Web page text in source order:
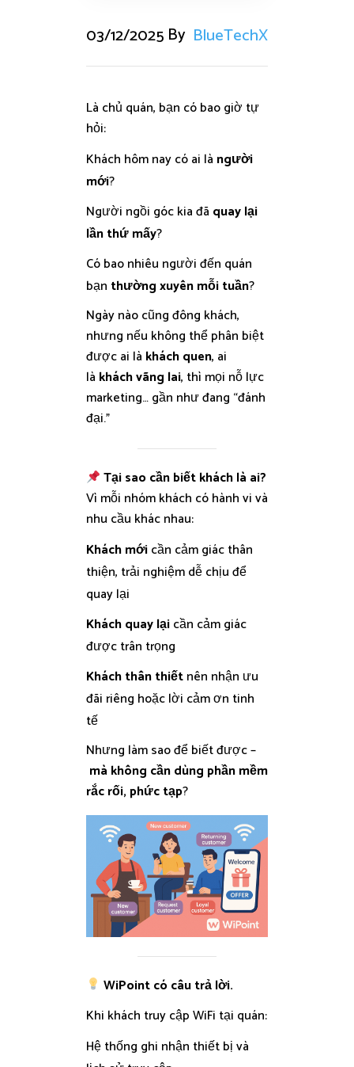
03/12/2025 By BlueTechX
Là chủ quán, bạn có bao giờ tự
hỏi:
Khách hôm nay có ai là người
mới?
Người ngồi góc kia đã quay lại
lần thứ mấy?
Có bao nhiêu người đến quán
bạn thường xuyên mỗi tuần?
Ngày nào cũng đông khách,
nhưng nếu không thể phân biệt
được ai là khách quen, ai
là khách vãng lai, thì mọi nỗ lực
marketing… gần như đang “đánh
đại.”
Tại sao cần biết khách là ai?
Vì mỗi nhóm khách có hành vi và
nhu cầu khác nhau:
Khách mớicần cảm giác thân
thiện, trải nghiệm dễ chịu để
quay lại
Khách quay lạicần cảm giác
được trân trọng
Khách thân thiếtnên nhận ưu
đãi riêng hoặc lời cảm ơn tinh
tế
Nhưng làm sao để biết được –
mà không cần dùng phần mềm
rắc rối, phức tạp?
WiPoint có câu trả lời.
Khi khách truy cập WiFi tại quán:
Hệ thống ghi nhận thiết bị và